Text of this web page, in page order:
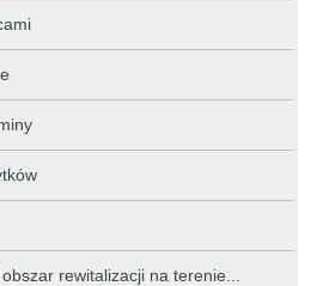
rewitalizacji na terenie...